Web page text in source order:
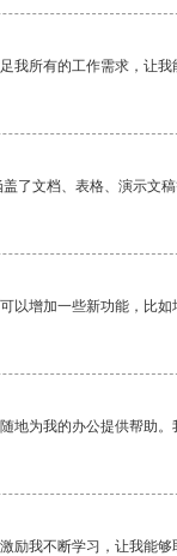
我所有的工作需求，让我
了文档、表格、演示文
以增加一些新功能，比如
地为我的办公提供帮助
励我不断学习，让我能够